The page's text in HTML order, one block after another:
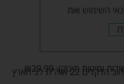
השימוש ואת
ומיטות תינוק): ₪29.99
איסוף עצמי ללא עלות מרחוב הדקלים 22 אזה"ת לב הארץ